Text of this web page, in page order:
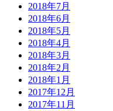
2018年7月
2018年6月
2018年5月
2018年4月
2018年3月
2018年2月
2018年1月
2017年12月
2017年11月